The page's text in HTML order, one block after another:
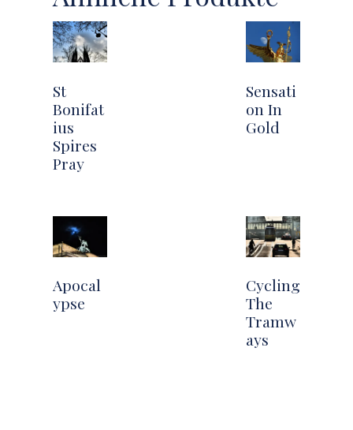
St
Bonifat
ius
Spires
Pray
Sensati
on In
Gold
Apocal
ypse
Cycling
The
Tramw
ays